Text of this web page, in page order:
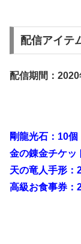
配信アイテ
配信期間：
剛龍光石：10個
金の錬金チケッ
天の竜人手形：
高級お食事券：